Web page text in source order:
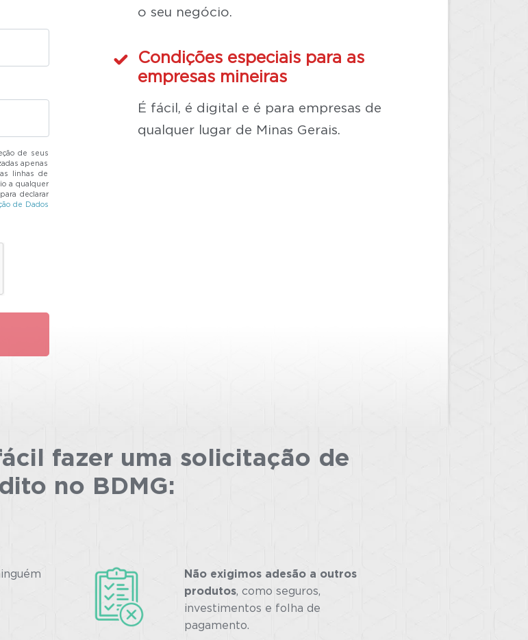
de seus
apenas
linhas de
a qualquer
declarar
de Dados
o seu negócio.
Condições especiais para as
empresas mineiras
É fácil, é digital e é para empresas de
qualquer lugar de Minas Gerais.
fazer uma solicitação de
no BDMG:
Não exigimos adesão a outros
produtos, como seguros,
investimentos e folha de
pagamento.